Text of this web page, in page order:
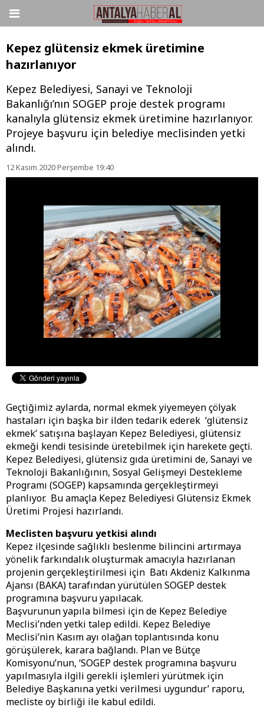
Kepez glütensiz ekmek üretimine
hazırlanıyor
Kepez Belediyesi, Sanayi ve Teknoloji
Bakanlığı’nın SOGEP proje destek programı
kanalıyla glütensiz ekmek üretimine hazırlanıyor.
Projeye başvuru için belediye meclisinden yetki
alındı.
12 Kasım 2020 Perşembe 19:40
Geçtiğimiz aylarda, normal ekmek yiyemeyen çölyak
hastaları için başka bir ilden tedarik ederek ‘glütensiz
ekmek’ satışına başlayan Kepez Belediyesi, glütensiz
ekmeği kendi tesisinde üretebilmek için harekete geçti.
Kepez Belediyesi, glütensiz gıda üretimini de, Sanayi ve
Teknoloji Bakanlığının, Sosyal Gelişmeyi Destekleme
Programı (SOGEP) kapsamında gerçekleştirmeyi
planlıyor. Bu amaçla Kepez Belediyesi Glütensiz Ekmek
Üretimi Projesi hazırlandı.
Meclisten başvuru yetkisi alındı
Kepez ilçesinde sağlıklı beslenme bilincini artırmaya
yönelik farkındalık oluşturmak amacıyla hazırlanan
projenin gerçekleştirilmesi için Batı Akdeniz Kalkınma
Ajansı (BAKA) tarafından yürütülen SOGEP destek
programına başvuru yapılacak.
Başvurunun yapıla bilmesi için de Kepez Belediye
Meclisi’nden yetki talep edildi. Kepez Belediye
Meclisi’nin Kasım ayı olağan toplantısında konu
görüşülerek, karara bağlandı. Plan ve Bütçe
Komisyonu’nun, ‘SOGEP destek programına başvuru
yapılmasıyla ilgili gerekli işlemleri yürütmek için
Belediye Başkanına yetki verilmesi uygundur’ raporu,
mecliste oy birliği ile kabul edildi.